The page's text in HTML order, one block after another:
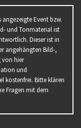
Event bzw.
und Tonmaterial ist
Dieser ist in
angehängten Bild-,
von hier
und
kostenfrei. Bitte klären
Fragen mit dem